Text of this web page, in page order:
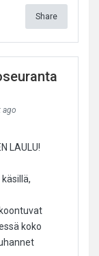
Share
ago
LAULU!
koko